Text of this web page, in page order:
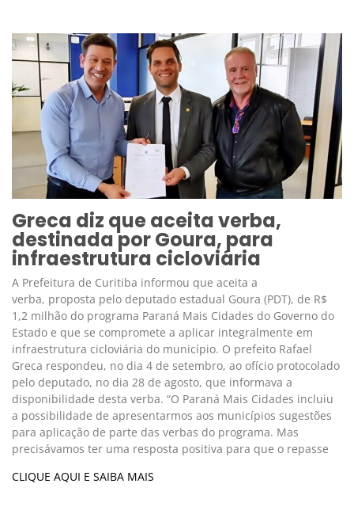
Greca diz que aceita verba,
destinada por Goura, para
infraestrutura cicloviária
A Prefeitura de Curitiba informou que aceita a
verba, proposta pelo deputado estadual Goura (PDT), de R$
1,2 milhão do programa Paraná Mais Cidades do Governo do
Estado e que se compromete a aplicar integralmente em
infraestrutura cicloviária do município. O prefeito Rafael
Greca respondeu, no dia 4 de setembro, ao ofício protocolado
pelo deputado, no dia 28 de agosto, que informava a
disponibilidade desta verba. “O Paraná Mais Cidades incluiu
a possibilidade de apresentarmos aos municípios sugestões
para aplicação de parte das verbas do programa. Mas
precisávamos ter uma resposta positiva para que o repasse
CLIQUE AQUI E SAIBA MAIS